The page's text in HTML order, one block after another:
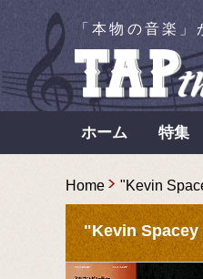
「本物の音楽
ホーム 特集
Home "Kevin
"Kevin Spacey